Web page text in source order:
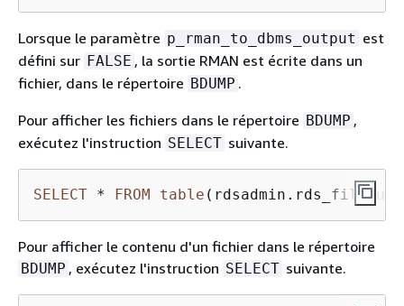
Lorsque le paramètre p_rman_to_dbms_output est
défini sur FALSE , la sortie RMAN est écrite dans un
fichier, dans le répertoire BDUMP .
Pour afficher les fichiers dans le répertoire BDUMP ,
exécutez l'instruction SELECT suivante.
SELECT * FROM table
Pour afficher le contenu d'un fichier dans le répertoire
BDUMP , exécutez l'instruction SELECT suivante.